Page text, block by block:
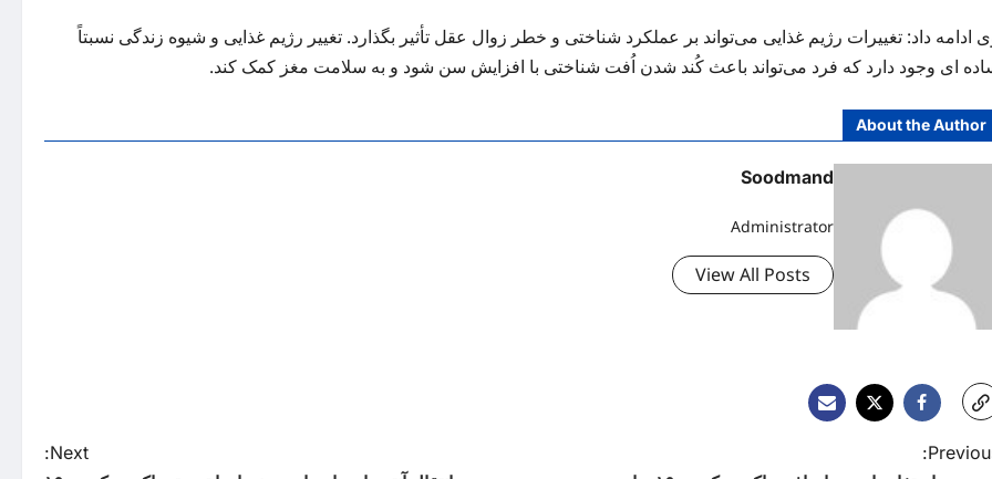
ادامه داد: تغییرات رژیم غذایی می‌تواند بر عملکرد شناختی و خطر زوال عقل تأثیر بگذارد. تغییر رژیم غذایی و شیوه زندگی نسبتاً
ای وجود دارد که فرد می‌تواند باعث کُند شدن اُفت شناختی با افزایش سن شود و به سلامت مغز کمک کند.
About the Author
Soodmand
Administrator
View All Posts
Next: